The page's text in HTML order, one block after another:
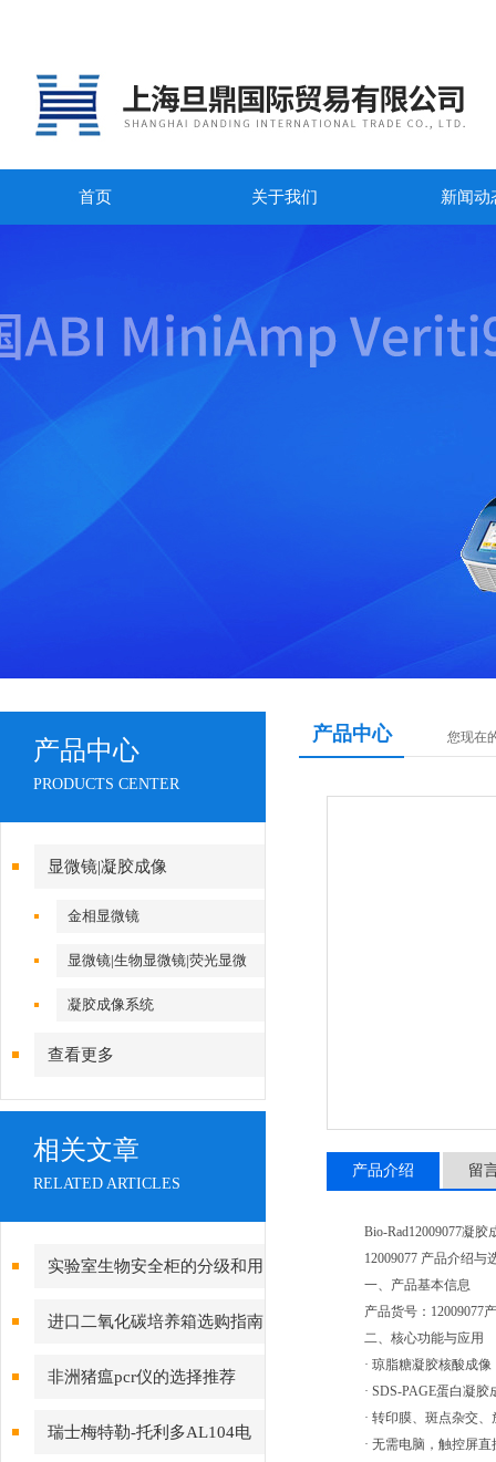
首页 关于我们 新闻动
产品中心
PRODUCTS CENTER
显微镜|凝胶成像
金相显微镜
显微镜|生物显微镜|荧光显微
镜|倒置显微镜
凝胶成像系统
查看更多
相关文章
RELATED ARTICLES
实验室生物安全柜的分级和用
途介绍
进口二氧化碳培养箱选购指南
非洲猪瘟pcr仪的选择推荐
瑞士梅特勒-托利多AL104电
产品中心 您现在
产品介绍 留
Bio-Rad12009077凝
12009077 产品介绍与
一、产品基本信息
产品货号：12009077
二、核心功能与应用
· 琼脂糖凝胶核酸成像
· SDS-PAGE蛋白凝
· 转印膜、斑点杂交
· 无需电脑，触控屏